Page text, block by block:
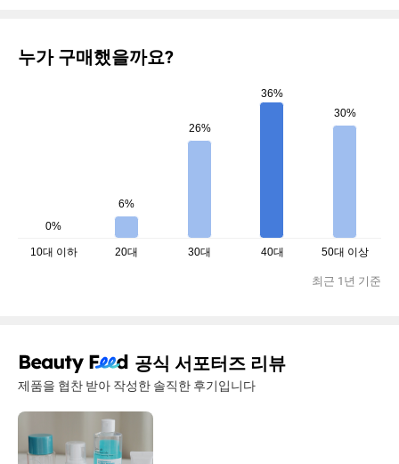
누가 구매했을까요?
0%
6%
26%
36%
30%
10대 이하 20대 30대 40대 50대 이상
최근 1년 기준
공식 서포터즈 리뷰
제품을 협찬 받아 작성한 솔직한 후기입니다